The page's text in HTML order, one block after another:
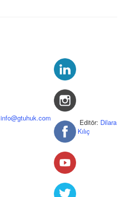
info@gtuhuk.com Editör: Dilara
Kılıç